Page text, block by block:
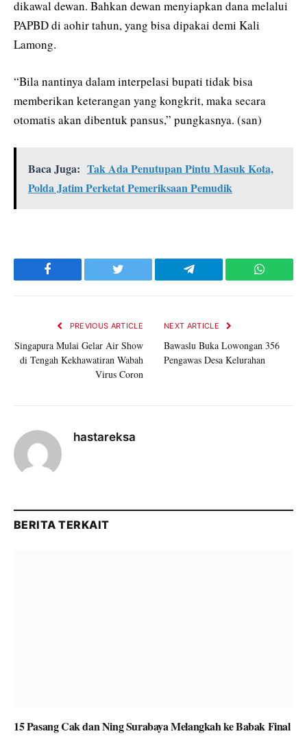
dikawal dewan. Bahkan dewan menyiapkan dana melalui
PAPBD di aohir tahun, yang bisa dipakai demi Kali
Lamong.
“Bila nantinya dalam interpelasi bupati tidak bisa
memberikan keterangan yang kongkrit, maka secara
otomatis akan dibentuk pansus,” pungkasnya. (san)
Baca Juga: Tak Ada Penutupan Pintu Masuk Kota,
Polda Jatim Perketat Pemeriksaan Pemudik
Facebook Twitter Telegram
PREVIOUS ARTICLE
Singapura Mulai Gelar Air Show
di Tengah Kekhawatiran Wabah
Virus Coron
NEXT ARTICLE
Bawaslu Buka Lowongan 356
Pengawas Desa Kelurahan
hastareksa
BERITA TERKAIT
15 Pasang Cak dan Ning Surabaya Melangkah ke Babak Final